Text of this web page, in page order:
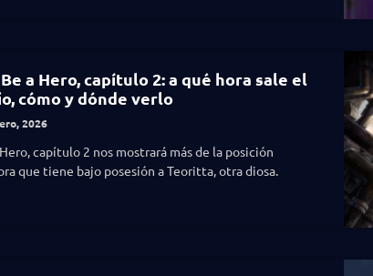
a Hero, capítulo 2: a qué hora sale el
cómo y dónde verlo
2026
capítulo 2 nos mostrará más de la posición
que tiene bajo posesión a Teoritta, otra diosa.